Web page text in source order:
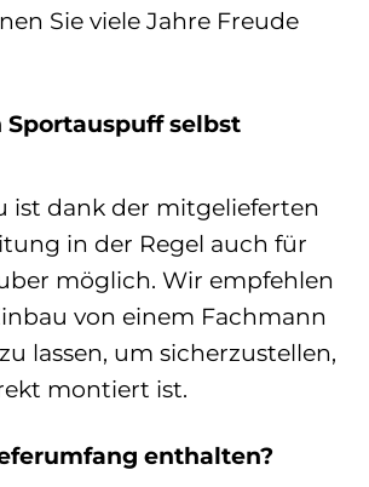
Sie viele Jahre Freude
Sportauspuff selbst
ist dank der mitgelieferten
in der Regel auch für
möglich. Wir empfehlen
von einem Fachmann
lassen, um sicherzustellen,
montiert ist.
enthalten?